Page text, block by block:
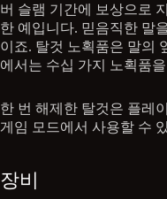
버 슬램 기간에 보상으로
한 예입니다. 믿음직한 말
이죠. 탈것 노획품은 말의
에서는 수십 가지 노획품
한 번 해제한 탈것은 플레
게임 모드에서 사용할 수
장비